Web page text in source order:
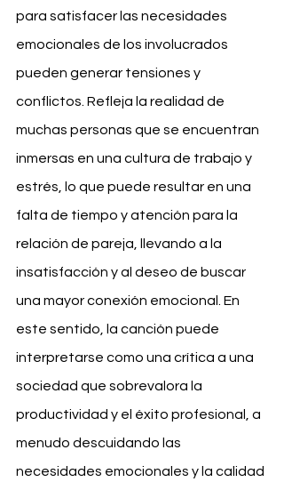
para satisfacer las necesidades
emocionales de los involucrados
pueden generar tensiones y
conflictos. Refleja la realidad de
muchas personas que se encuentran
inmersas en una cultura de trabajo y
estrés, lo que puede resultar en una
falta de tiempo y atención para la
relación de pareja, llevando a la
insatisfacción y al deseo de buscar
una mayor conexión emocional. En
este sentido, la canción puede
interpretarse como una crítica a una
sociedad que sobrevalora la
productividad y el éxito profesional, a
menudo descuidando las
necesidades emocionales y la calidad